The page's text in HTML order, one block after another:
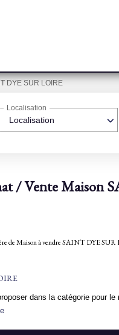
DYE SUR LOIRE
Localisation
Localisation
/ Vente Maison
de Maison à vendre SAINT DYE
dans la catégorie pour